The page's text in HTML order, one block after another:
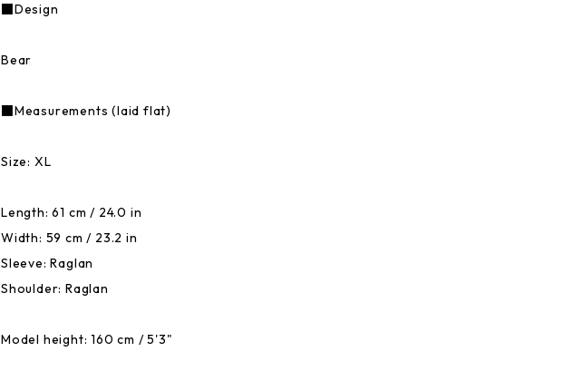
■Design
Bear
■Measurements (laid flat)
Size: XL
Length: 61 cm / 24.0 in
Width: 59 cm / 23.2 in
Sleeve: Raglan
Shoulder: Raglan
Model height: 160 cm / 5'3"